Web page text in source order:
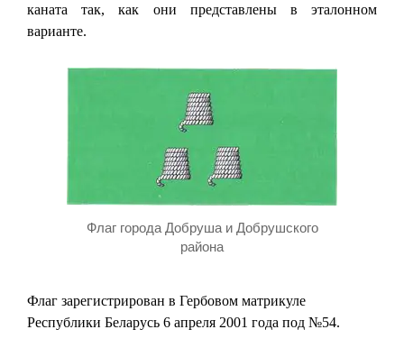
каната так, как они представлены в эталонном
варианте.
Флаг города Добруша и Добрушского
района
Флаг зарегистрирован в Гербовом матрикуле
Республики Беларусь 6 апреля 2001 года под №54.